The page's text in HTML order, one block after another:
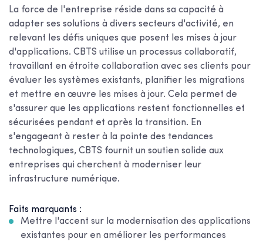
La force de l'entreprise réside dans sa capacité à
adapter ses solutions à divers secteurs d'activité, en
relevant les défis uniques que posent les mises à jour
d'applications. CBTS utilise un processus collaboratif,
travaillant en étroite collaboration avec ses clients pour
évaluer les systèmes existants, planifier les migrations
et mettre en œuvre les mises à jour. Cela permet de
s'assurer que les applications restent fonctionnelles et
sécurisées pendant et après la transition. En
s'engageant à rester à la pointe des tendances
technologiques, CBTS fournit un soutien solide aux
entreprises qui cherchent à moderniser leur
infrastructure numérique.
Faits marquants :
Mettre l'accent sur la modernisation des applications
existantes pour en améliorer les performances